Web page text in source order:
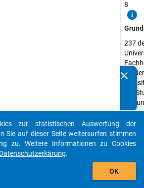
8
info
237
die
der
(5A
des
clear
auto_stories
add_shopping_cart
zur statistischen Auswertung der
Sie auf dieser Seite weitersurfen stimmen
zu. Weitere Informationen zu Cookies
Datenschutzerkärung.
OK